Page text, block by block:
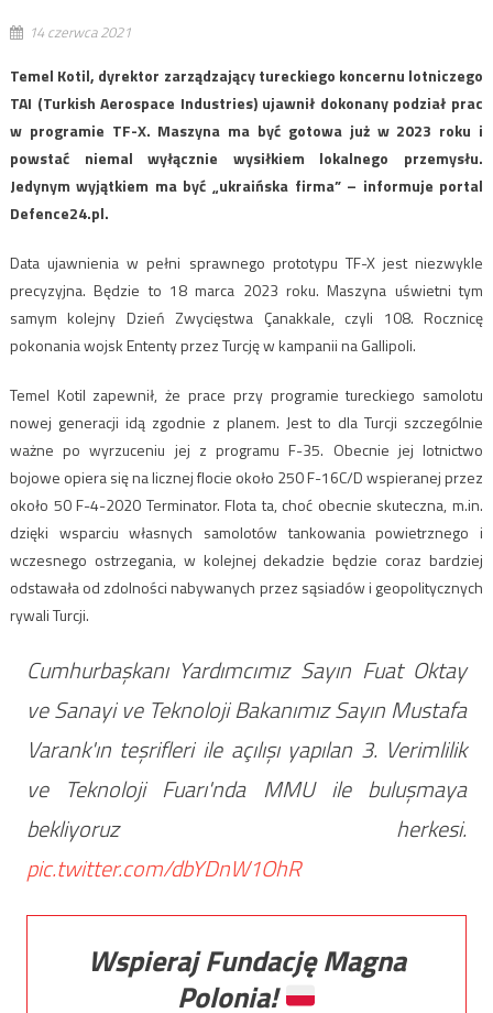
14 czerwca 2021
Temel Kotil, dyrektor zarządzający tureckiego koncernu lotniczego
TAI (Turkish Aerospace Industries) ujawnił dokonany podział prac
w programie TF-X. Maszyna ma być gotowa już w 2023 roku i
powstać niemal wyłącznie wysiłkiem lokalnego przemysłu.
Jedynym wyjątkiem ma być „ukraińska firma” – informuje portal
Defence24.pl.
Data ujawnienia w pełni sprawnego prototypu TF-X jest niezwykle
precyzyjna. Będzie to 18 marca 2023 roku. Maszyna uświetni tym
samym kolejny Dzień Zwycięstwa Çanakkale, czyli 108. Rocznicę
pokonania wojsk Ententy przez Turcję w kampanii na Gallipoli.
Temel Kotil zapewnił, że prace przy programie tureckiego samolotu
nowej generacji idą zgodnie z planem. Jest to dla Turcji szczególnie
ważne po wyrzuceniu jej z programu F-35. Obecnie jej lotnictwo
bojowe opiera się na licznej flocie około 250 F-16C/D wspieranej przez
około 50 F-4-2020 Terminator. Flota ta, choć obecnie skuteczna, m.in.
dzięki wsparciu własnych samolotów tankowania powietrznego i
wczesnego ostrzegania, w kolejnej dekadzie będzie coraz bardziej
odstawała od zdolności nabywanych przez sąsiadów i geopolitycznych
rywali Turcji.
Cumhurbaşkanı Yardımcımız Sayın Fuat Oktay
ve Sanayi ve Teknoloji Bakanımız Sayın Mustafa
Varank'ın teşrifleri ile açılışı yapılan 3. Verimlilik
ve Teknoloji Fuarı'nda MMU ile buluşmaya
bekliyoruz herkesi.
pic.twitter.com/dbYDnW1OhR
Wspieraj Fundację Magna
Polonia!